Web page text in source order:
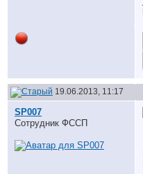
19.06.2013, 11:17
SP007
Сотрудник ФССП